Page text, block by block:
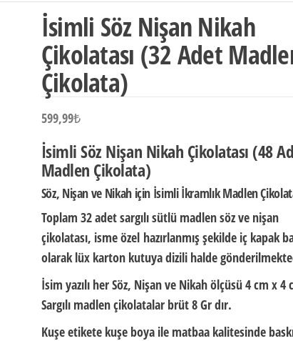
İsimli Söz Nişan Nikah
Çikolatası (32 Adet
Çikolata)
599,99₺
İsimli Söz Nişan Nikah Çikolatası (48
Madlen Çikolata)
Söz, Nişan ve Nikah için İsimli İkramlık Madlen
Toplam 32 adet sargılı sütlü madlen söz ve nişan
çikolatası, isme özel hazırlanmış şekilde iç kapak
olaraklüx karton kutuya dizili halde
İsim yazılı her Söz, Nişan ve Nikah ölçüsü4 cm x 4
Sargılı madlen çikolatalar brüt8 Grdır.
Kuşe etikete kuşe boya ile matbaa kalitesinde